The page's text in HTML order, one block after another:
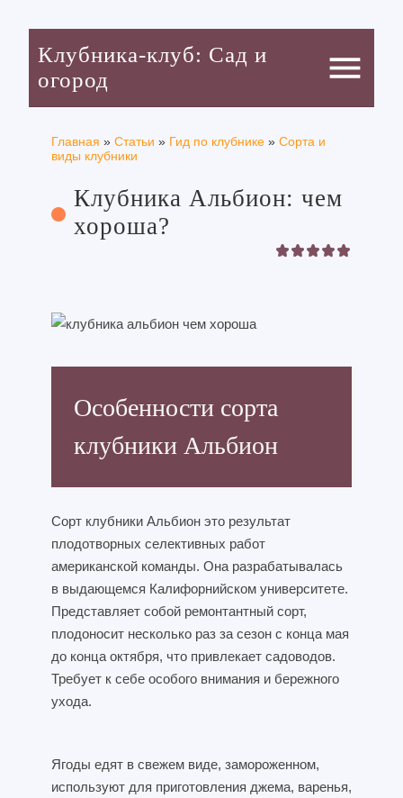
Клубника-клуб: Сад и
огород
menu
Главная » Статьи » Гид по клубнике » Сорта и
виды клубники
Клубника Альбион: чем
хороша?
Особенности сорта
клубники Альбион
Сорт клубники Альбион это результат
плодотворных селективных работ
американской команды. Она разрабатывалась
в выдающемся Калифорнийском университете.
Представляет собой ремонтантный сорт,
плодоносит несколько раз за сезон с конца мая
до конца октября, что привлекает садоводов.
Требует к себе особого внимания и бережного
ухода.
Ягоды едят в свежем виде, замороженном,
используют для приготовления джема, варенья,